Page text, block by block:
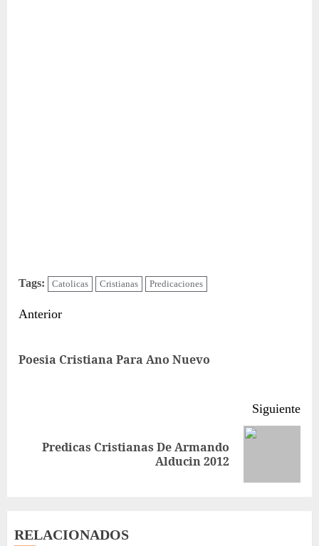
Tags: Catolicas Cristianas Predicaciones
Sigue
Anterior
Poesia Cristiana Para Ano Nuevo
Siguiente
Siguiente
Predicas Cristianas De Armando
Alducin 2012
RELACIONADOS